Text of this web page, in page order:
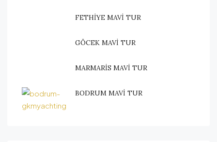
FETHİYE MAVİ TUR
GÖCEK MAVİ TUR
MARMARİS MAVİ TUR
BODRUM MAVİ TUR